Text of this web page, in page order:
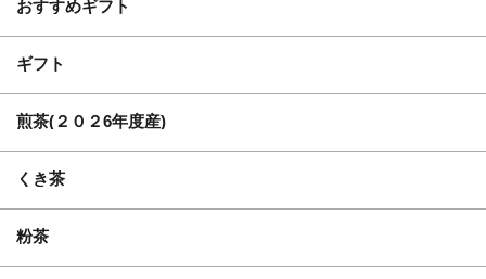
おすすめギフト
ギフト
煎茶(２０２6年度産)
くき茶
粉茶